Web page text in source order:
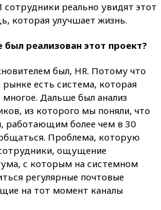
реально увидят этот
которая улучшает жизнь.
реализован этот проект?
был, HR. Потому что
есть система, которая
Дальше был анализ
из которого мы поняли, что
работающим более чем в 30
Проблема, которую
ощущение
с которым на системном
регулярные почтовые
на тот момент каналы